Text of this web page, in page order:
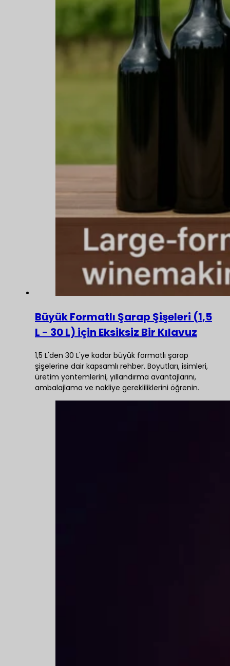
Büyük Formatlı Şarap Şişeleri (1,5
L - 30 L) için Eksiksiz Bir Kılavuz
1,5 L'den 30 L'ye kadar büyük formatlı şarap
şişelerine dair kapsamlı rehber. Boyutları, isimleri,
üretim yöntemlerini, yıllandırma avantajlarını,
ambalajlama ve nakliye gerekliliklerini öğrenin.